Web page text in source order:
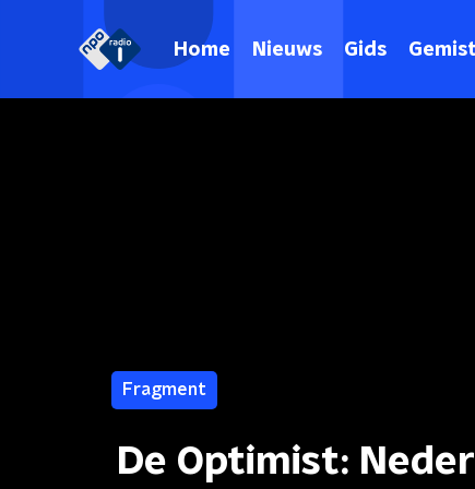
Home Nieuws Gids
Fragment
De Optimist: